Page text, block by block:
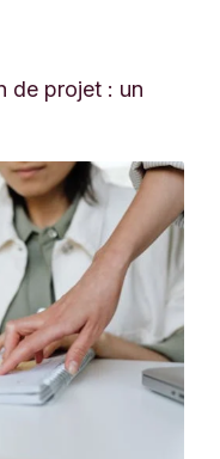
de projet : un